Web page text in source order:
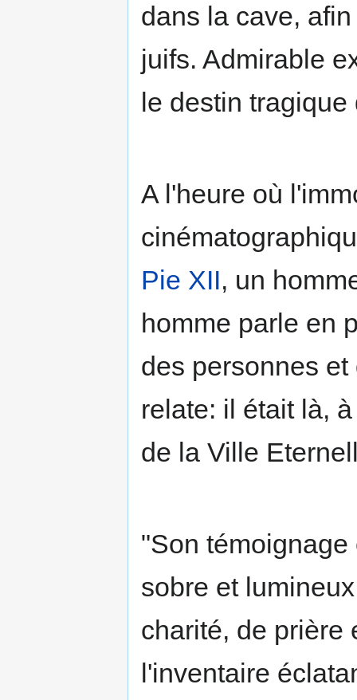
dans la cave,
juifs. Admirable
le destin
A l'heure où
Pie XII, un
homme parle en
des personnes
relate: il était là,
de la Ville
"Son
sobre et
charité, de prière
l'inventaire